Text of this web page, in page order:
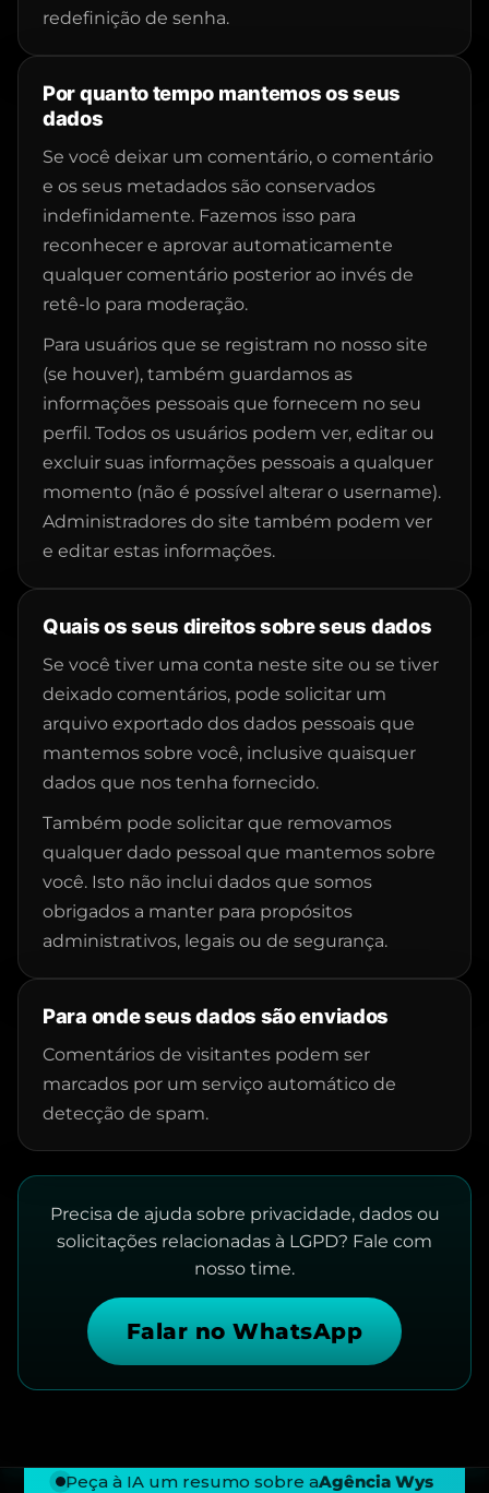
redefinição de senha.
Por quanto tempo mantemos os seus
dados
Se você deixar um comentário, o comentário
e os seus metadados são conservados
indefinidamente. Fazemos isso para
reconhecer e aprovar automaticamente
qualquer comentário posterior ao invés de
retê-lo para moderação.
Para usuários que se registram no nosso site
(se houver), também guardamos as
informações pessoais que fornecem no seu
perfil. Todos os usuários podem ver, editar ou
excluir suas informações pessoais a qualquer
momento (não é possível alterar o username).
Administradores do site também podem ver
e editar estas informações.
Quais os seus direitos sobre seus dados
Se você tiver uma conta neste site ou se tiver
deixado comentários, pode solicitar um
arquivo exportado dos dados pessoais que
mantemos sobre você, inclusive quaisquer
dados que nos tenha fornecido.
Também pode solicitar que removamos
qualquer dado pessoal que mantemos sobre
você. Isto não inclui dados que somos
obrigados a manter para propósitos
administrativos, legais ou de segurança.
Para onde seus dados são enviados
Comentários de visitantes podem ser
marcados por um serviço automático de
detecção de spam.
Precisa de ajuda sobre privacidade, dados ou
solicitações relacionadas à LGPD? Fale com
nosso time.
Falar no WhatsApp
Peça à IA um resumo sobre aAgência Wys